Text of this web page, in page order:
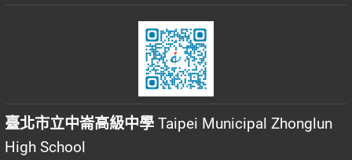
臺北市立中崙高級中學 Taipei Municipal Zhonglun
High School